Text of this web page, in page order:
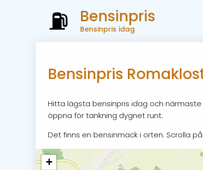
Bensinpris
Bensinpris idag
Bensinpris
Hitta lägsta bensinpris idag och
öppna för tankning dygnet runt.
Det finns en bensinmack i orten. Scrolla
+